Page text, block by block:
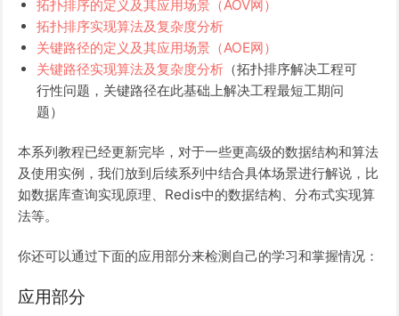
拓扑排序的定义及其应用场景（AOV网）
拓扑排序实现算法及复杂度分析
关键路径的定义及其应用场景（AOE网）
关键路径实现算法及复杂度分析（拓扑排序解决工程可
行性问题，关键路径在此基础上解决工程最短工期问
题）
本系列教程已经更新完毕，对于一些更高级的数据结构和算法
及使用实例，我们放到后续系列中结合具体场景进行解说，比
如数据库查询实现原理、Redis中的数据结构、分布式实现算
法等。
你还可以通过下面的应用部分来检测自己的学习和掌握情况：
应用部分